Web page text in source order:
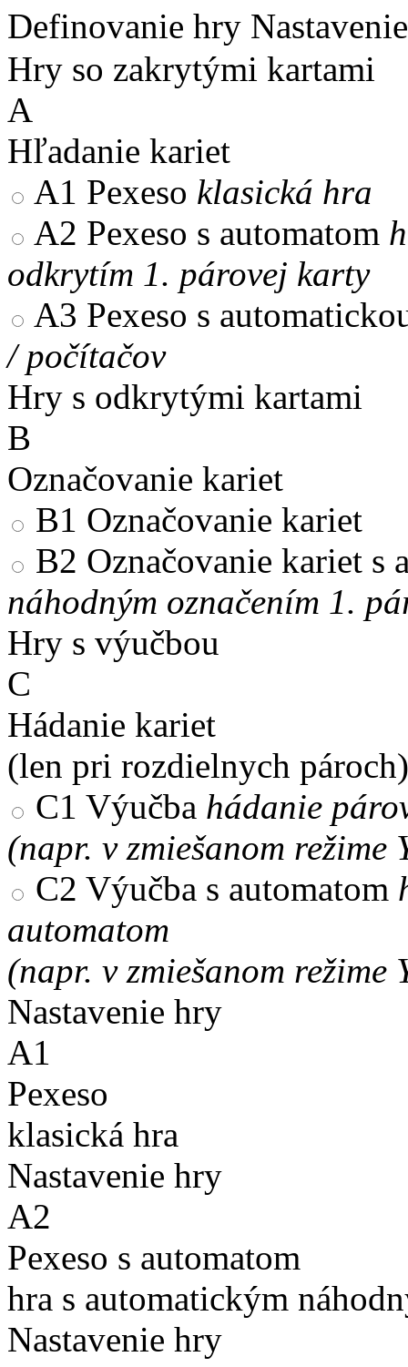
Definovanie hry
Hry so zakrytými kartami
A
Hľadanie kariet
A1 Pexeso klasická hra
A2 Pexeso s automatom
odkrytím 1. párovej karty
A3 Pexeso s
/ počítačov
Hry s odkrytými kartami
B
Označovanie kariet
B1 Označovanie kariet
B2 Označovanie kariet s
náhodným označením 1.
Hry s výučbou
C
Hádanie kariet
(len pri rozdielnych pároch)
C1 Výučba hádanie
(napr. v zmiešanom režime
C2 Výučba s automatom
automatom
(napr. v zmiešanom režime
Nastavenie hry
A1
Pexeso
klasická hra
Nastavenie hry
A2
Pexeso s automatom
hra s automatickým
Nastavenie hry